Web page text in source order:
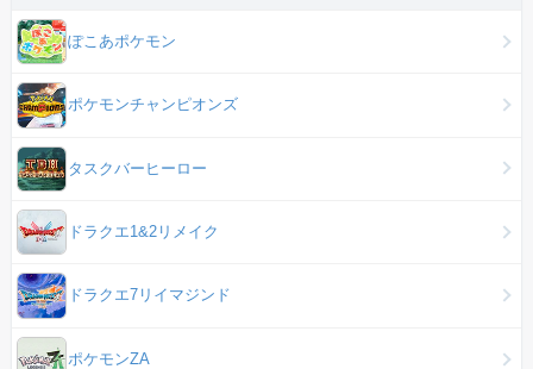
ぽこあポケモン
ポケモンチャンピオンズ
タスクバーヒーロー
ドラクエ1&2リメイク
ドラクエ7リイマジンド
ポケモンZA